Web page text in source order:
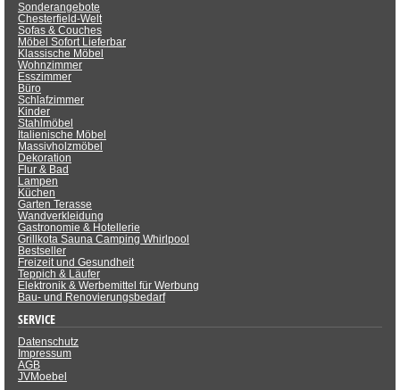
Sonderangebote
Chesterfield-Welt
Sofas & Couches
Möbel Sofort Lieferbar
Klassische Möbel
Wohnzimmer
Esszimmer
Büro
Schlafzimmer
Kinder
Stahlmöbel
Italienische Möbel
Massivholzmöbel
Dekoration
Flur & Bad
Lampen
Küchen
Garten Terasse
Wandverkleidung
Gastronomie & Hotellerie
Grillkota Sauna Camping Whirlpool
Bestseller
Freizeit und Gesundheit
Teppich & Läufer
Elektronik & Werbemittel für Werbung
Bau- und Renovierungsbedarf
SERVICE
Datenschutz
Impressum
AGB
JVMoebel